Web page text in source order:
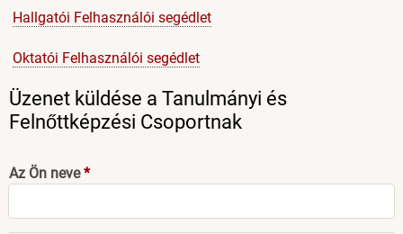
Hallgatói Felhasználói segédlet
Oktatói Felhasználói segédlet
Üzenet küldése a Tanulmányi és
Felnőttképzési Csoportnak
Az Ön neve